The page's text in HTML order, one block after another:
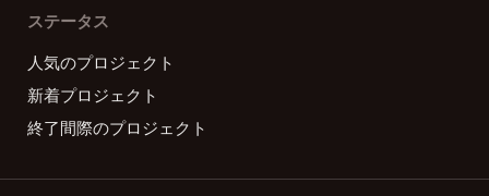
ステータス
人気のプロジェクト
新着プロジェクト
終了間際のプロジェクト